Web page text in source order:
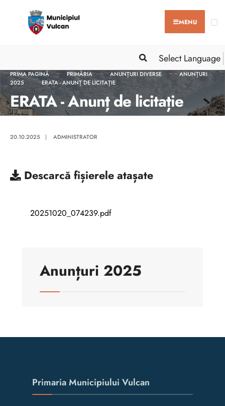
MENU
Select Language
PRIMA PAGINĂ PRIMĂRIA ANUNȚURI DIVERSE
ANUNȚURI
2025
ERATA - ANUNȚ DE LICITAȚIE
ERATA - Anunț de licitație
20.10.2025 | ADMINISTRATOR
Descarcă fișierele atașate
20251020_074239.pdf
Anunțuri 2025
Primaria Municipiului Vulcan